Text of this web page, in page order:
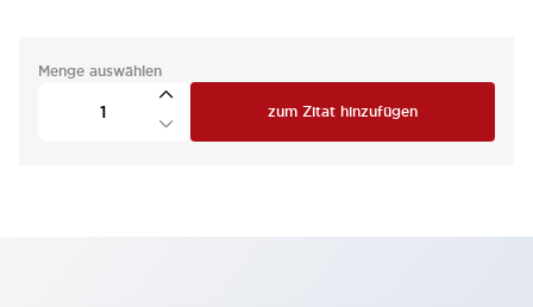
Menge auswählen
zum Zitat hinzufügen